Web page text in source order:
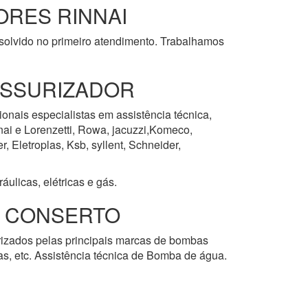
RINNAI
no primeiro atendimento. Trabalhamos
especialistas em assistência técnica,
e Lorenzetti, Rowa, jacuzzi,Komeco,
Eletroplas, Ksb, syllent, Schneider,
elétricas e gás.
pelas principais marcas de bombas
etc. Assistência técnica de Bomba de água.